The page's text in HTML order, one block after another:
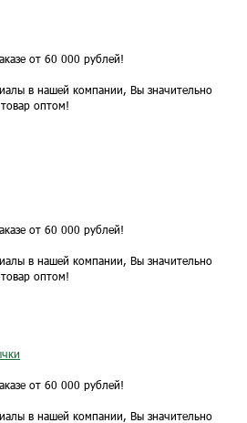
от 60 000 рублей!
в нашей компании, Вы значительно
оптом!
от 60 000 рублей!
в нашей компании, Вы значительно
оптом!
от 60 000 рублей!
в нашей компании, Вы значительно